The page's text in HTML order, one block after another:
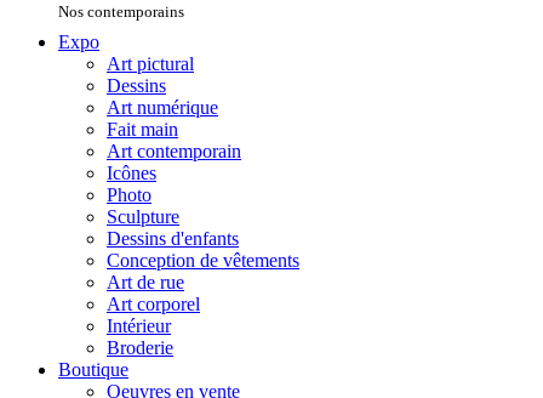
Nos contemporains
Expo
Art pictural
Dessins
Art numérique
Fait main
Art contemporain
Icônes
Photo
Sculpture
Dessins d'enfants
Conception de vêtements
Art de rue
Art corporel
Intérieur
Broderie
Boutique
Oeuvres en vente